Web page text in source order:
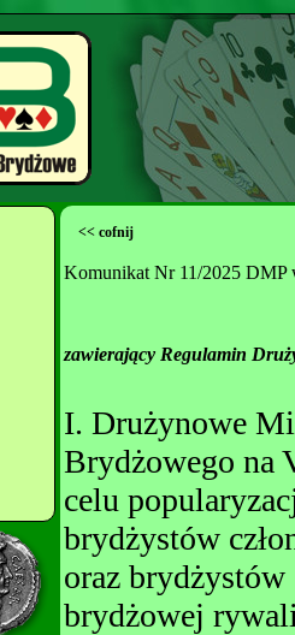
<< cofnij
Komunikat Nr 11/2025 DMP
zawierający Regulamin
I. Drużynowe
Brydżowego na
celu
brydżystów
oraz
brydżowej